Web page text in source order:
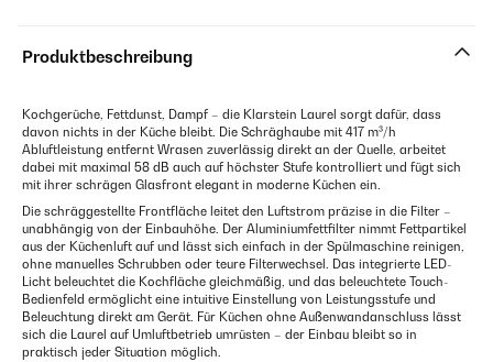
Produktbeschreibung
Kochgerüche, Fettdunst, Dampf – die Klarstein Laurel sorgt dafür, dass
davon nichts in der Küche bleibt. Die Schräghaube mit 417 m³/h
Abluftleistung entfernt Wrasen zuverlässig direkt an der Quelle, arbeitet
dabei mit maximal 58 dB auch auf höchster Stufe kontrolliert und fügt sich
mit ihrer schrägen Glasfront elegant in moderne Küchen ein.
Die schräggestellte Frontfläche leitet den Luftstrom präzise in die Filter –
unabhängig von der Einbauhöhe. Der Aluminiumfettfilter nimmt Fettpartikel
aus der Küchenluft auf und lässt sich einfach in der Spülmaschine reinigen,
ohne manuelles Schrubben oder teure Filterwechsel. Das integrierte LED-
Licht beleuchtet die Kochfläche gleichmäßig, und das beleuchtete Touch-
Bedienfeld ermöglicht eine intuitive Einstellung von Leistungsstufe und
Beleuchtung direkt am Gerät. Für Küchen ohne Außenwandanschluss lässt
sich die Laurel auf Umluftbetrieb umrüsten – der Einbau bleibt so in
praktisch jeder Situation möglich.